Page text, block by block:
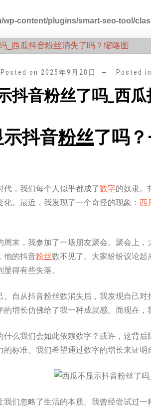
wp-content/plugins/smart-seo-tool/
Posted on 2025年9月28日 Posted
抖音粉丝了吗_西
抖音粉丝了吗
代，我们每个人似乎都成了数字的奴隶。
化。最近，我发现了一个奇怪的现象：西
周末，我参加了一场朋友聚会。聚会上
他的抖音粉丝数不见了。大家纷纷议论
得有些失落。
。自从抖音粉丝数消失后，我发现自己
的增长仿佛给了我一种成就感。而现在，
什么我们会如此依赖数字？或许，这背
的标准。我们希望通过数字的增长来证明
我们忽略了生活的本质。我曾经尝试过